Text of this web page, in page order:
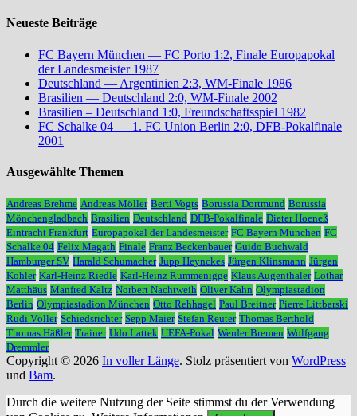
Neueste Beiträge
FC Bayern München — FC Porto 1:2, Finale Europapokal
der Landesmeister 1987
Deutschland — Argentinien 2:3, WM-Finale 1986
Brasilien — Deutschland 2:0, WM-Finale 2002
Brasilien – Deutschland 1:0, Freundschaftsspiel 1982
FC Schalke 04 — 1. FC Union Berlin 2:0, DFB-Pokalfinale
2001
Ausgewählte Themen
Andreas Brehme Andreas Möller Berti Vogts Borussia Dortmund Borussia
Mönchengladbach Brasilien Deutschland DFB-Pokalfinale Dieter Hoeneß
Eintracht Frankfurt Europapokal der Landesmeister FC Bayern München FC
Schalke 04 Felix Magath Finale Franz Beckenbauer Guido Buchwald
Hamburger SV Harald Schumacher Jupp Heynckes Jürgen Klinsmann Jürgen
Kohler Karl-Heinz Riedle Karl-Heinz Rummenigge Klaus Augenthaler Lothar
Matthäus Manfred Kaltz Norbert Nachtweih Oliver Kahn Olympiastadion
Berlin Olympiastadion München Otto Rehhagel Paul Breitner Pierre Littbarski
Rudi Völler Schiedsrichter Sepp Maier Stefan Reuter Thomas Berthold
Thomas Häßler Trainer Udo Lattek UEFA-Pokal Werder Bremen Wolfgang
Dremmler
Copyright © 2026 In voller Länge. Stolz präsentiert von WordPress
und Bam.
Durch die weitere Nutzung der Seite stimmst du der Verwendung